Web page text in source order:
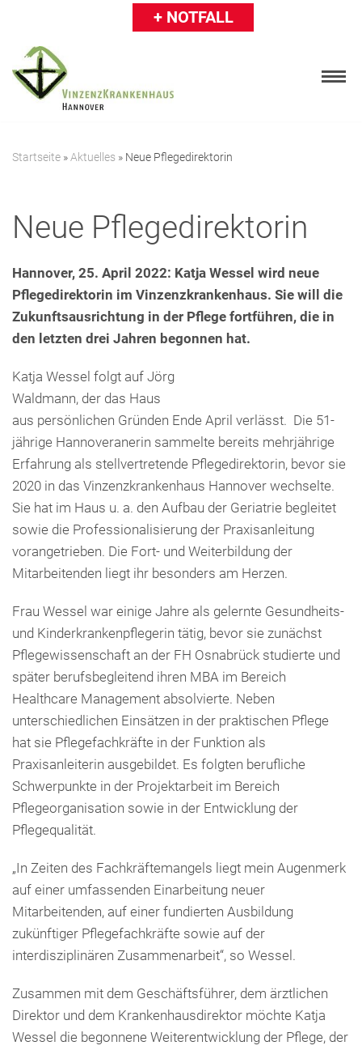
springen
+ NOTFALL
Besucher
Karriere
Ärzte & Einweiser
Über uns
Freunde & Unterstützer
Startseite » Aktuelles » Neue Pflegedirektorin
Neue Pflegedirektorin
Hannover, 25. April 2022: Katja Wessel wird neue
Pflegedirektorin im Vinzenzkrankenhaus. Sie will die
Zukunftsausrichtung in der Pflege fortführen, die in
den letzten drei Jahren begonnen hat.
Katja Wessel folgt auf Jörg
Waldmann, der das Haus
aus persönlichen Gründen Ende April verlässt. Die 51-
jährige Hannoveranerin sammelte bereits mehrjährige
Erfahrung als stellvertretende Pflegedirektorin, bevor sie
2020 in das Vinzenzkrankenhaus Hannover wechselte.
Sie hat im Haus u. a. den Aufbau der Geriatrie begleitet
sowie die Professionalisierung der Praxisanleitung
vorangetrieben. Die Fort- und Weiterbildung der
Mitarbeitenden liegt ihr besonders am Herzen.
Frau Wessel war einige Jahre als gelernte Gesundheits-
und Kinderkrankenpflegerin tätig, bevor sie zunächst
Pflegewissenschaft an der FH Osnabrück studierte und
später berufsbegleitend ihren MBA im Bereich
Healthcare Management absolvierte. Neben
unterschiedlichen Einsätzen in der praktischen Pflege
hat sie Pflegefachkräfte in der Funktion als
Praxisanleiterin ausgebildet. Es folgten berufliche
Schwerpunkte in der Projektarbeit im Bereich
Pflegeorganisation sowie in der Entwicklung der
Pflegequalität.
„In Zeiten des Fachkräftemangels liegt mein Augenmerk
auf einer umfassenden Einarbeitung neuer
Mitarbeitenden, auf einer fundierten Ausbildung
zukünftiger Pflegefachkräfte sowie auf der
interdisziplinären Zusammenarbeit“, so Wessel.
Zusammen mit dem Geschäftsführer, dem ärztlichen
Direktor und dem Krankenhausdirektor möchte Katja
Wessel die begonnene Weiterentwicklung der Pflege, der